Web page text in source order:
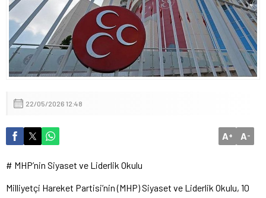
MHP Lideri Bahçeli Nikah Şahidi Oldu
22/05/2026 12:48
A+ A-
# MHP’nin Siyaset ve Liderlik Okulu
Milliyetçi Hareket Partisi’nin (MHP) Siyaset ve Liderlik Okulu, 10